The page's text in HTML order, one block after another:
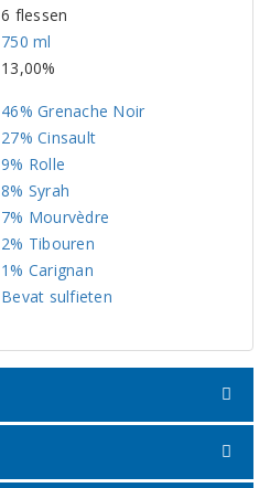
6 flessen
750 ml
13,00%
46% Grenache Noir
27% Cinsault
9% Rolle
8% Syrah
7% Mourvèdre
2% Tibouren
1% Carignan
Bevat sulfieten